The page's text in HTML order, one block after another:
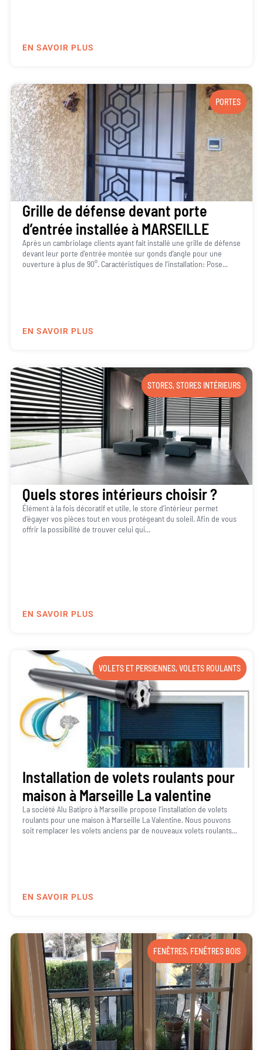
EN SAVOIR PLUS
PORTES
Grille de défense devant porte
d’entrée installée à MARSEILLE
Après un cambriolage clients ayant fait installé une grille de défense
devant leur porte d’entrée montée sur gonds d’angle pour une
ouverture à plus de 90°. Caractéristiques de l’installation: Pose...
EN SAVOIR PLUS
STORES,STORES INTÉRIEURS
Quels stores intérieurs choisir ?
Élément à la fois décoratif et utile, le store d’intérieur permet
d’égayer vos pièces tout en vous protégeant du soleil. Afin de vous
offrir la possibilité de trouver celui qui...
EN SAVOIR PLUS
VOLETS ET PERSIENNES,VOLETS ROULANTS
Installation de volets roulants pour
maison à Marseille La valentine
La société Alu Batipro à Marseille propose l’installation de volets
roulants pour une maison à Marseille La Valentine. Nous pouvons
soit remplacer les volets anciens par de nouveaux volets roulants...
EN SAVOIR PLUS
FENÊTRES, FENÊTRES BOIS